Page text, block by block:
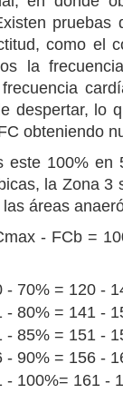
pruebas
como el
la
despertar, lo
obteniendo
este 100%
la Zona 3
áreas
- FCb =
- 70% = 120 -
- 80% = 141 -
- 85% = 151 -
- 90% = 156 -
- 100%= 161 -